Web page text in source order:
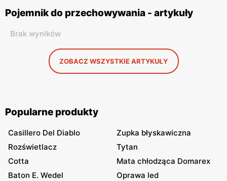
Pojemnik do przechowywania - artykuły
Brak wyników
ZOBACZ WSZYSTKIE ARTYKUŁY
Popularne produkty
Casillero Del Diablo
Zupka błyskawiczna
Rozświetlacz
Tytan
Cotta
Mata chłodząca Domarex
Baton E. Wedel
Oprawa led